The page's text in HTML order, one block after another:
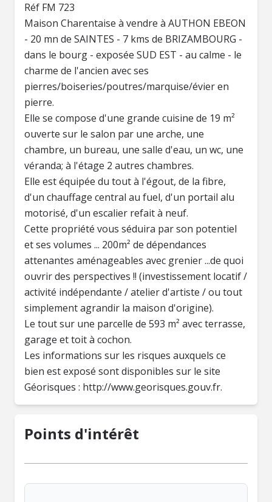
Réf FM 723
Maison Charentaise à vendre à AUTHON EBEON
- 20 mn de SAINTES - 7 kms de BRIZAMBOURG -
dans le bourg - exposée SUD EST - au calme - le
charme de l'ancien avec ses
pierres/boiseries/poutres/marquise/évier en
pierre.
Elle se compose d'une grande cuisine de 19 m²
ouverte sur le salon par une arche, une
chambre, un bureau, une salle d'eau, un wc, une
véranda; à l'étage 2 autres chambres.
Elle est équipée du tout à l'égout, de la fibre,
d'un chauffage central au fuel, d'un portail alu
motorisé, d'un escalier refait à neuf.
Cette propriété vous séduira par son potentiel
et ses volumes ... 200m² de dépendances
attenantes aménageables avec grenier ...de quoi
ouvrir des perspectives !! (investissement locatif /
activité indépendante / atelier d'artiste / ou tout
simplement agrandir la maison d'origine).
Le tout sur une parcelle de 593 m² avec terrasse,
garage et toit à cochon.
Les informations sur les risques auxquels ce
bien est exposé sont disponibles sur le site
Géorisques : http://www.georisques.gouv.fr.
Points d'intérêt